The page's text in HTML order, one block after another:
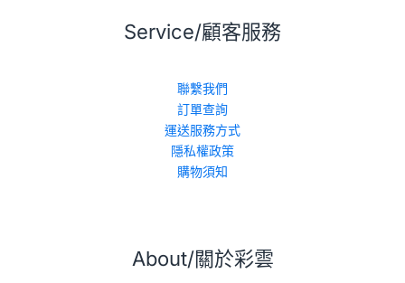
Service/顧客服務
聯繫我們
訂單查詢
運送服務方式
隱私權政策
購物須知
About/關於彩雲